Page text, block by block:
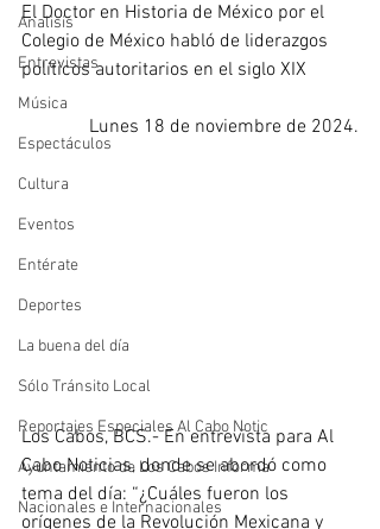
Analisis
Entrevistas
Música
Espectáculos
Cultura
Eventos
Entérate
Deportes
La buena del día
Sólo Tránsito Local
Reportajes Especiales Al Cabo Notic
Ayuntamiento de Los Cabos Informa
Nacionales e Internacionales
El Doctor en Historia de México por el
Colegio de México habló de liderazgos
políticos autoritarios en el siglo XIX
Lunes 18 de noviembre de 2024.
Los Cabos, BCS.- En entrevista para Al
Cabo Noticias, donde se abordó como
tema del día: “¿Cuáles fueron los
orígenes de la Revolución Mexicana y